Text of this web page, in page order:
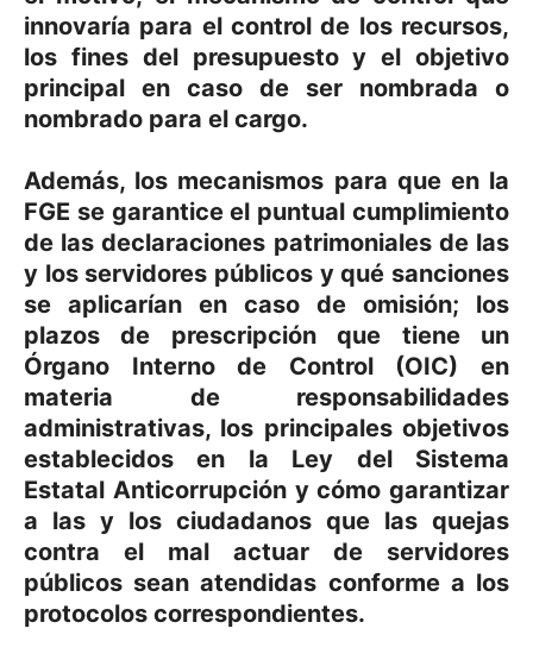
innovaría para el control de los recursos,
los fines del presupuesto y el objetivo
principal en caso de ser nombrada o
nombrado para el cargo.
Además, los mecanismos para que en la
FGE se garantice el puntual cumplimiento
de las declaraciones patrimoniales de las
y los servidores públicos y qué sanciones
se aplicarían en caso de omisión; los
plazos de prescripción que tiene un
Órgano Interno de Control (OIC) en
materia de responsabilidades
administrativas, los principales objetivos
establecidos en la Ley del Sistema
Estatal Anticorrupción y cómo garantizar
a las y los ciudadanos que las quejas
contra el mal actuar de servidores
públicos sean atendidas conforme a los
protocolos correspondientes.